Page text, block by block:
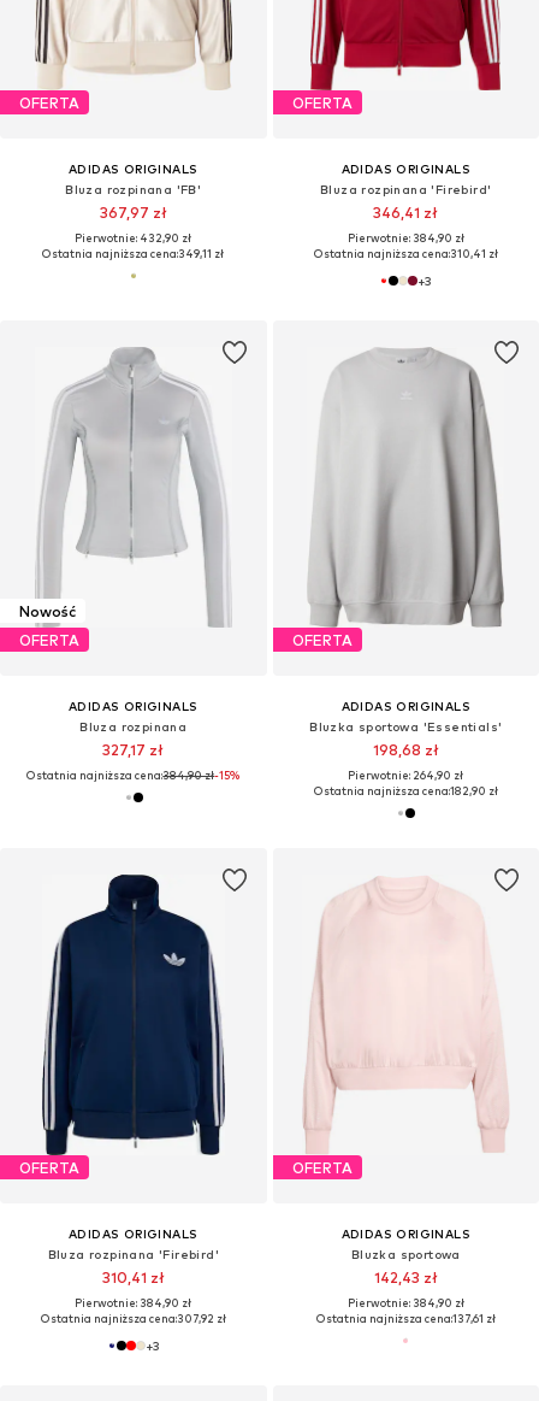
OFERTA
ADIDAS ORIGINALS
Bluza rozpinana 'FB'
367,97 zł
Pierwotnie: 432,90 zł
Ostatnia najniższa cena:349,11 zł
OFERTA
ADIDAS ORIGINALS
Bluza rozpinana 'Firebird'
346,41 zł
Pierwotnie: 384,90 zł
Ostatnia najniższa cena:310,41 zł
+3
Nowość
OFERTA
ADIDAS ORIGINALS
Bluza rozpinana
327,17 zł
Ostatnia najniższa cena:384,90 zł-15%
OFERTA
ADIDAS ORIGINALS
Bluzka sportowa 'Essentials'
198,68 zł
Pierwotnie: 264,90 zł
Ostatnia najniższa cena:182,90 zł
OFERTA
ADIDAS ORIGINALS
Bluza rozpinana 'Firebird'
310,41 zł
Pierwotnie: 384,90 zł
Ostatnia najniższa cena:307,92 zł
+3
OFERTA
ADIDAS ORIGINALS
Bluzka sportowa
142,43 zł
Pierwotnie: 384,90 zł
Ostatnia najniższa cena:137,61 zł